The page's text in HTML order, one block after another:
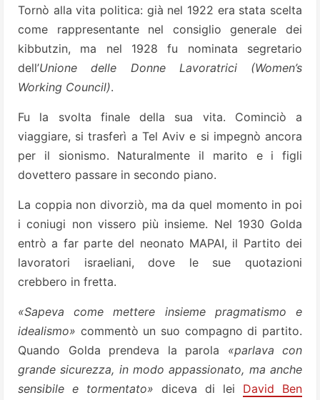
Tornò alla vita politica: già nel 1922 era stata scelta
come rappresentante nel consiglio generale dei
kibbutzin, ma nel 1928 fu nominata segretario
dell’Unione delle Donne Lavoratrici (Women’s
Working Council).
Fu la svolta finale della sua vita. Cominciò a
viaggiare, si trasferì a Tel Aviv e si impegnò ancora
per il sionismo. Naturalmente il marito e i figli
dovettero passare in secondo piano.
La coppia non divorziò, ma da quel momento in poi
i coniugi non vissero più insieme. Nel 1930 Golda
entrò a far parte del neonato MAPAI, il Partito dei
lavoratori israeliani, dove le sue quotazioni
crebbero in fretta.
«Sapeva come mettere insieme pragmatismo e
idealismo» commentò un suo compagno di partito.
Quando Golda prendeva la parola «parlava con
grande sicurezza, in modo appassionato, ma anche
sensibile e tormentato» diceva di lei David Ben